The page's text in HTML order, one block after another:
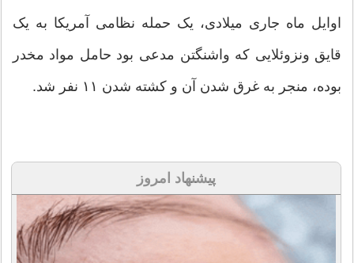
اوایل ماه جاری میلادی، یک حمله نظامی آمریکا به یک
قایق ونزوئلایی که واشنگتن مدعی بود حامل مواد مخدر
بوده، منجر به غرق شدن آن و کشته شدن ۱۱ نفر شد.
پیشنهاد امروز